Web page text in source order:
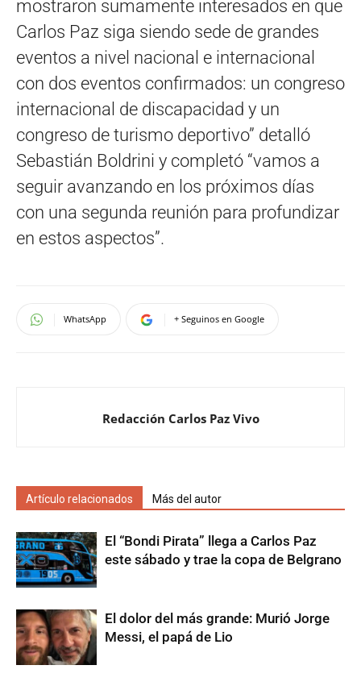
mostraron sumamente interesados en que
Carlos Paz siga siendo sede de grandes
eventos a nivel nacional e internacional
con dos eventos confirmados: un congreso
internacional de discapacidad y un
congreso de turismo deportivo” detalló
Sebastián Boldrini y completó “vamos a
seguir avanzando en los próximos días
con una segunda reunión para profundizar
en estos aspectos”.
WhatsApp + Seguinos en Google
Redacción Carlos Paz Vivo
Artículo relacionados Más del autor
El “Bondi Pirata” llega a Carlos Paz
este sábado y trae la copa de Belgrano
El dolor del más grande: Murió Jorge
Messi, el papá de Lio